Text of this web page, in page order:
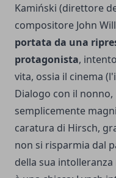
Kamiński (direttore
compositore John
portata da una
protagonista,
vita, ossia il cinema
Dialogo con il
semplicemente
caratura di Hirsch,
non si risparmia dal
della sua